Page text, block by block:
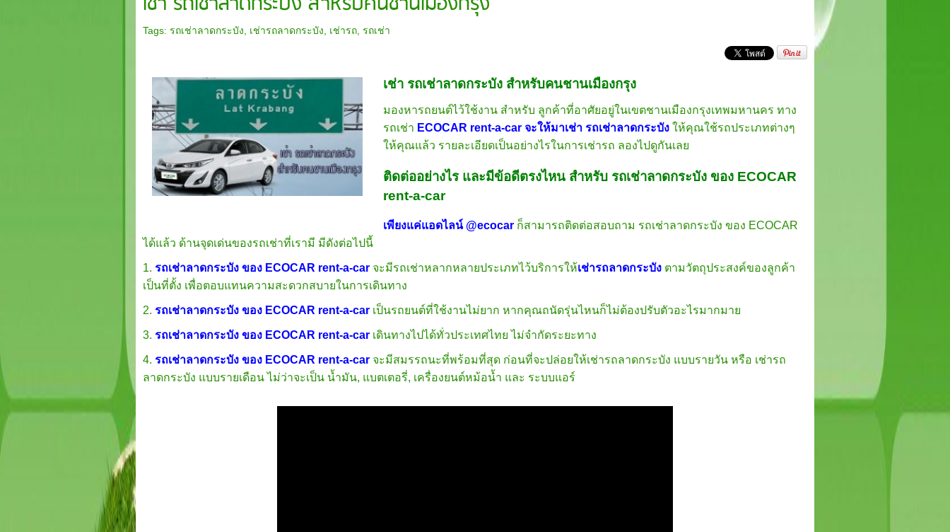
Tags: รถเช่าลาดกระบัง เช่ารถลาดกระบัง เช่ารถ รถเช่า
เช่า รถเช่าลาดกระบัง สำหรับคนชานเมืองกรุง
มองหารถยนต์ไว้ใช้งาน สำหรับ ลูกค้าที่อาศัยอยู่ในเขตชานเมืองกรุงเทพมหานคร ทาง
รถเช่า ECOCAR rent-a-car จะให้มาเช่า รถเช่าลาดกระบัง ให้คุณใช้รถประเภทต่างๆ
ให้คุณแล้ว รายละเอียดเป็นอย่างไรในการเช่ารถ ลองไปดูกันเลย
ติดต่ออย่างไร และมีข้อดีตรงไหน สำหรับ รถเช่าลาดกระบัง ของ ECOCAR
rent-a-car
เพียงแค่แอดไลน์ @ecocar ก็สามารถติดต่อสอบถาม รถเช่าลาดกระบัง ของ ECOCAR
ได้แล้ว ด้านจุดเด่นของรถเช่าที่เรามี มีดังต่อไปนี้
1.รถเช่าลาดกระบัง ของ ECOCAR rent-a-car จะมีรถเช่าหลากหลายประเภทไว้บริการให้เช่ารถลาดกระบัง ตามวัตถุประสงค์ของลูกค้า
เป็นที่ตั้ง เพื่อตอบแทนความสะดวกสบายในการเดินทาง
2.รถเช่าลาดกระบัง ของ ECOCAR rent-a-car เป็นรถยนต์ที่ใช้งานไม่ยาก หากคุณถนัดรุ่นไหนก็ไม่ต้องปรับตัวอะไรมากมาย
3.รถเช่าลาดกระบัง ของ ECOCAR rent-a-car เดินทางไปได้ทั่วประเทศไทย ไม่จำกัดระยะทาง
4.รถเช่าลาดกระบัง ของ ECOCAR rent-a-car จะมีสมรรถนะที่พร้อมที่สุด ก่อนที่จะปล่อยให้เช่ารถลาดกระบัง แบบรายวัน หรือ เช่ารถ
ลาดกระบัง แบบรายเดือน ไม่ว่าจะเป็น น้ำมัน, แบตเตอรี่, เครื่องยนต์หม้อน้ำ และ ระบบแอร์